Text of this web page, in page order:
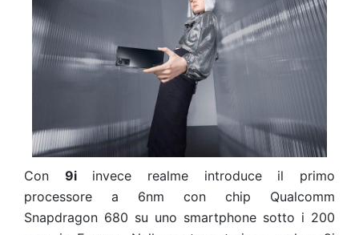
Con 9iinvece realme introduce il primo
processore a 6nm con chip Qualcomm
Snapdragon 680 su uno smartphone sotto i 200